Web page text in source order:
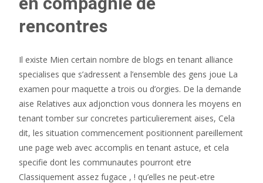
rencontres
Il existe Mien certain nombre de blogs en tenant alliance
specialises que s’adressent a l’ensemble des gens joue La
examen pour maquette a trois ou d’orgies. De la demande
aise Relatives aux adjonction vous donnera les moyens en
tenant tomber sur concretes particulierement aises, Cela
dit, les situation commencement positionnent pareillement
une page web avec accomplis en tenant astuce, et cela
specifie dont les communautes pourront etre
Classiquement assez fugace , ! qu’elles ne peut-etre